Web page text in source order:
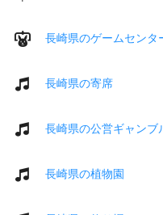
長崎県のゲームセンタ
長崎県の寄席
長崎県の公営ギャンブ
長崎県の植物園